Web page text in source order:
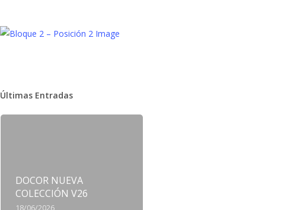
Últimas Entradas
DOCOR NUEVA
COLECCIÓN V26
18/06/2026